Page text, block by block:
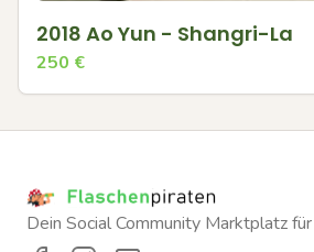
2018 Ao Yun - Shangri-La
250 €
Dein Social Community Marktplatz